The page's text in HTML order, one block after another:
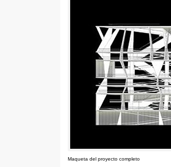
Maqueta del proyecto completo